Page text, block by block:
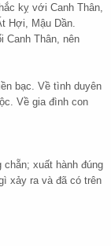
kỵ với Canh Thân,
Hợi, Mậu Dần.
Canh Thân, nên
bạc. Về tình duyên
Về gia đình con
xuất hành đúng
xảy ra và đã có trên